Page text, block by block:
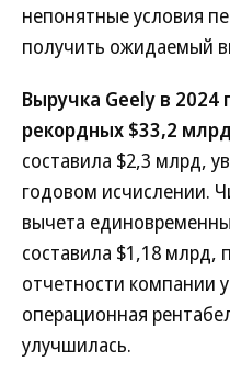
непонятные условия
получить ожидаемый
Выручка Geely в 2024
рекордных $33,2
составила $2,3 млрд,
годовом исчислении.
вычета
составила $1,18 млрд,
отчетности компании
операционная
улучшилась.